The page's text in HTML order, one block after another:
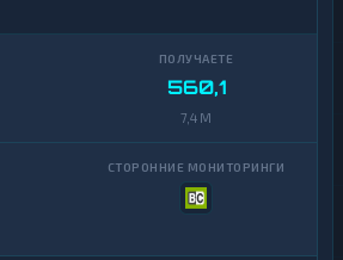
560,1
7,4 M